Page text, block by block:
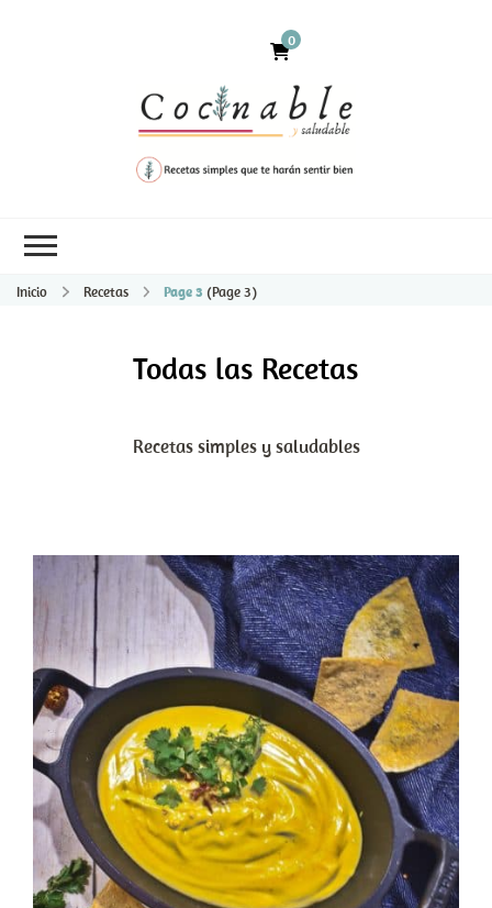
0
Inicio Recetas Page 3 (Page 3)
Todas las Recetas
Recetas simples y saludables